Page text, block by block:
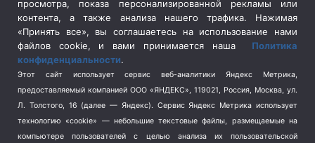
Социальная политика
(3)
Спецоперация в Украине
Спецоперация на Украине
(404)
Спорт (740)
Терроризм (1)
Транспорт (262)
Туризм (178)
просмотра, показа персонализированной рекламы или
контента, а также анализа нашего трафика. Нажимая
«Принять все», вы соглашаетесь на использование нами
файлов cookie, и вами принимается наша Политика
конфиденциальности.
Этот сайт использует сервис веб-аналитики Яндекс Метрика,
предоставляемый компанией ООО «ЯНДЕКС», 119021, Россия, Москва, ул.
Л. Толстого, 16 (далее — Яндекс). Сервис Яндекс Метрика использует
технологию «cookie» — небольшие текстовые файлы, размещаемые на
компьютере пользователей с целью анализа их пользовательской